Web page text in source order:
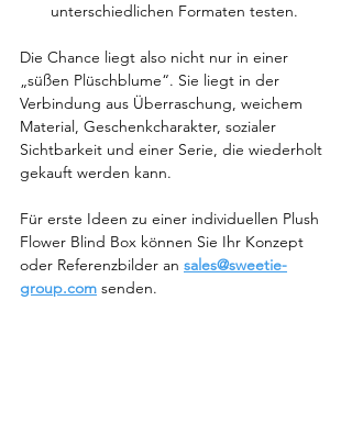
unterschiedlichen Formaten testen.
Die Chance liegt also nicht nur in einer
„süßen Plüschblume“. Sie liegt in der
Verbindung aus Überraschung, weichem
Material, Geschenkcharakter, sozialer
Sichtbarkeit und einer Serie, die wiederholt
gekauft werden kann.
Für erste Ideen zu einer individuellen Plush
Flower Blind Box können Sie Ihr Konzept
oder Referenzbilder an sales@sweetie-
group.com senden.